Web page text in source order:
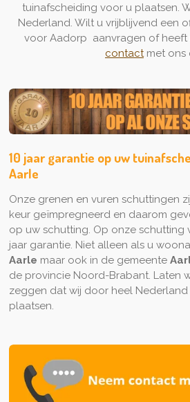
tuinafscheiding voor u plaatsen.
Nederland. Wilt u vrijblijvend een
voor Aadorp aanvragen of heeft
contact met ons
10 jaar garantie op uw
Aarle
Onze grenen en vuren schuttingen
keur geïmpregneerd en daarom
op uw schutting. Op onze schutting
jaar garantie. Niet alleen als u
Aarle maar ook in de gemeente
de provincie Noord-Brabant. Laten
zeggen dat wij door heel
plaatsen.